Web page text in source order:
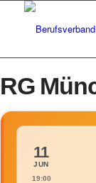
RG
11
JUN
19:00